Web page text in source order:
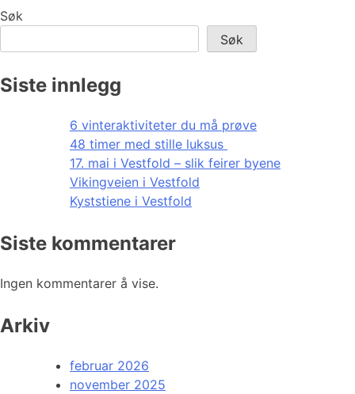
Søk
Søk
Siste innlegg
6 vinteraktiviteter du må prøve
48 timer med stille luksus
17. mai i Vestfold – slik feirer byene
Vikingveien i Vestfold
Kyststiene i Vestfold
Siste kommentarer
Ingen kommentarer å vise.
Arkiv
februar 2026
november 2025